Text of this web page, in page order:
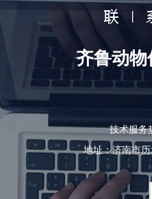
齐鲁动物
技术服务
地址：济南市